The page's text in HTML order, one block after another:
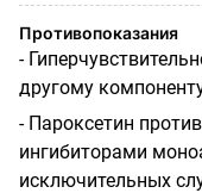
Противопоказания
-
другому
- Пароксетин
ингибиторами
исключительных